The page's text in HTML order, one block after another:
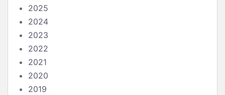
2025
2024
2023
2022
2021
2020
2019